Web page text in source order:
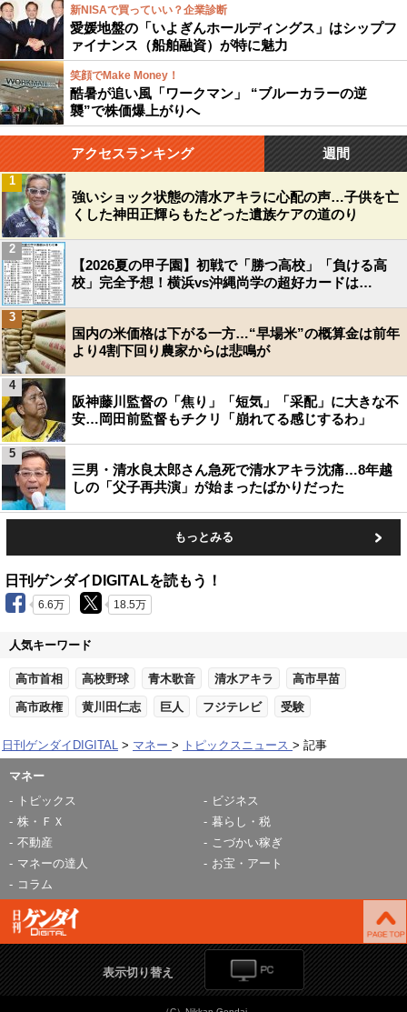
新NISAで買っていい？企業診断
愛媛地盤の「いよぎんホールディングス」はシップフ
ァイナンス（船舶融資）が特に魅力
笑顔でMake Money！
酷暑が追い風「ワークマン」 “ブルーカラーの逆
襲”で株価爆上がりへ
アクセスランキング 週間
強いショック状態の清水アキラに心配の声…子供を亡
くした神田正輝らもたどった遺族ケアの道のり
1
【2026夏の甲子園】初戦で「勝つ高校」「負ける高
校」完全予想！横浜vs沖縄尚学の超好カードは…
2
国内の米価格は下がる一方…“早場米”の概算金は前年
より4割下回り農家からは悲鳴が
3
阪神藤川監督の「焦り」「短気」「采配」に大きな不
安…岡田前監督もチクリ「崩れてる感じするわ」
4
三男・清水良太郎さん急死で清水アキラ沈痛…8年越
しの「父子再共演」が始まったばかりだった
5
もっとみる
日刊ゲンダイDIGITALを読もう！
6.6万 18.5万
人気キーワード
高市首相 高校野球 青木歌音 清水アキラ 高市早苗
高市政権 黄川田仁志 巨人 フジテレビ 受験
日刊ゲンダイDIGITAL マネー トピックスニュース 記事
マネー
トピックス
ビジネス
株・ＦＸ
暮らし・税
不動産
こづかい稼ぎ
マネーの達人
お宝・アート
コラム
表示切り替え